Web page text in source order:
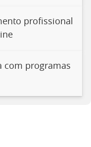
profissional
com programas